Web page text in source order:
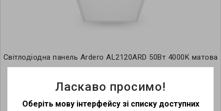
Світлодіодна панель Ardero AL2120ARD 50Вт 4000K матова
Ласкаво просимо!
Оберіть мову інтерфейсу зі списку доступних